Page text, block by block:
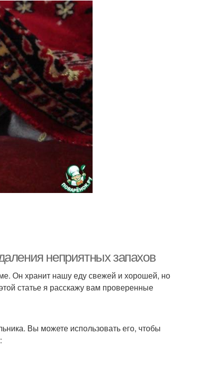
неприятных запахов
Он хранит нашу еду свежей и хорошей, но
статье я расскажу вам проверенные
Вы можете использовать его, чтобы